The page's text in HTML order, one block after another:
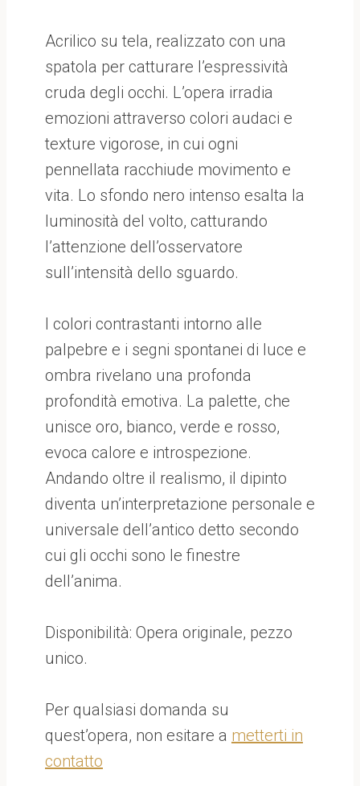
Acrilico su tela, realizzato con una
spatola per catturare l’espressività
cruda degli occhi. L’opera irradia
emozioni attraverso colori audaci e
texture vigorose, in cui ogni
pennellata racchiude movimento e
vita. Lo sfondo nero intenso esalta la
luminosità del volto, catturando
l’attenzione dell’osservatore
sull’intensità dello sguardo.
I colori contrastanti intorno alle
palpebre e i segni spontanei di luce e
ombra rivelano una profonda
profondità emotiva. La palette, che
unisce oro, bianco, verde e rosso,
evoca calore e introspezione.
Andando oltre il realismo, il dipinto
diventa un’interpretazione personale e
universale dell’antico detto secondo
cui gli occhi sono le finestre
dell’anima.
Disponibilità: Opera originale, pezzo
unico.
Per qualsiasi domanda su
quest’opera, non esitare a metterti in
contatto